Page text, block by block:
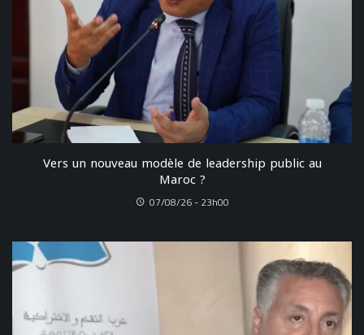
Vers un nouveau modèle de leadership public au
Maroc ?
07/08/26 - 23h00